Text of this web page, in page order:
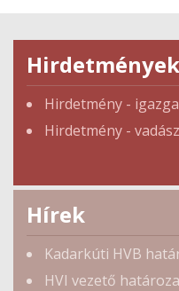
Hirdetmények
Hirdetmény -
Hirdetmény -
Hírek
Kadarkúti HVB
HVI vezető